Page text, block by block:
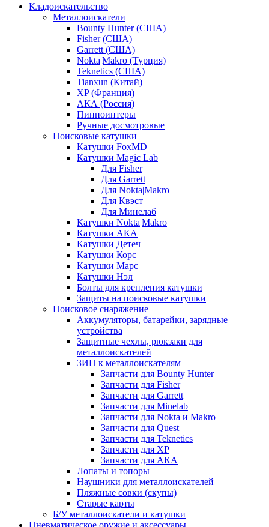
Кладоискательство
Металлоискатели
Bounty Hunter (США)
Fisher (США)
Garrett (США)
Nokta|Makro (Турция)
Teknetics (США)
Tianxun (Китай)
XP (Франция)
АКА (Россия)
Пинпоинтеры
Ручные досмотровые
Поисковые катушки
Катушки FoxMD
Катушки Magic Lab
Для Fisher
Для Garrett
Для Nokta|Makro
Для Квэст
Для Минелаб
Катушки Nokta|Makro
Катушки АКА
Катушки Детеч
Катушки Корс
Катушки Марс
Катушки Нэл
Болты для крепления катушки
Защиты на поисковые катушки
Поисковое снаряжение
Аккумуляторы, батарейки, зарядные
устройства
Защитные чехлы, рюкзаки для
металлоискателей
ЗИП к металлоискателям
Запчасти для Bounty Hunter
Запчасти для Fisher
Запчасти для Garrett
Запчасти для Minelab
Запчасти для Nokta и Makro
Запчасти для Quest
Запчасти для Teknetics
Запчасти для XP
Запчасти для АКА
Лопаты и топоры
Наушники для металлоискателей
Пляжные совки (скупы)
Старые карты
Б/У металлоискатели и катушки
Пневматическое оружие и аксессуары